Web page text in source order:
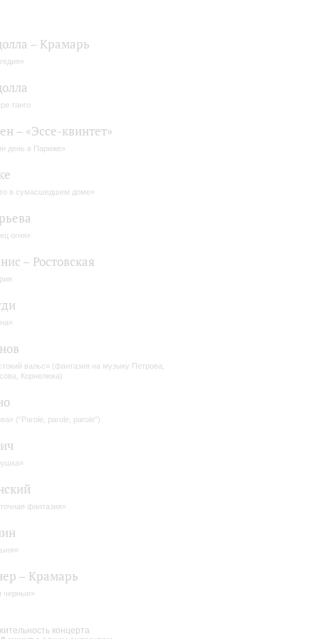
– Крамарь
танго
– «Эссе-квинтет»
день в Париже»
в сумасшедшем доме»
огня»
– Ростовская
вальс» (фантазия на музыку Петрова,
Корнелюка)
(“Parole, parole, parole”)
фантазия»
– Крамарь
черные»
концерта